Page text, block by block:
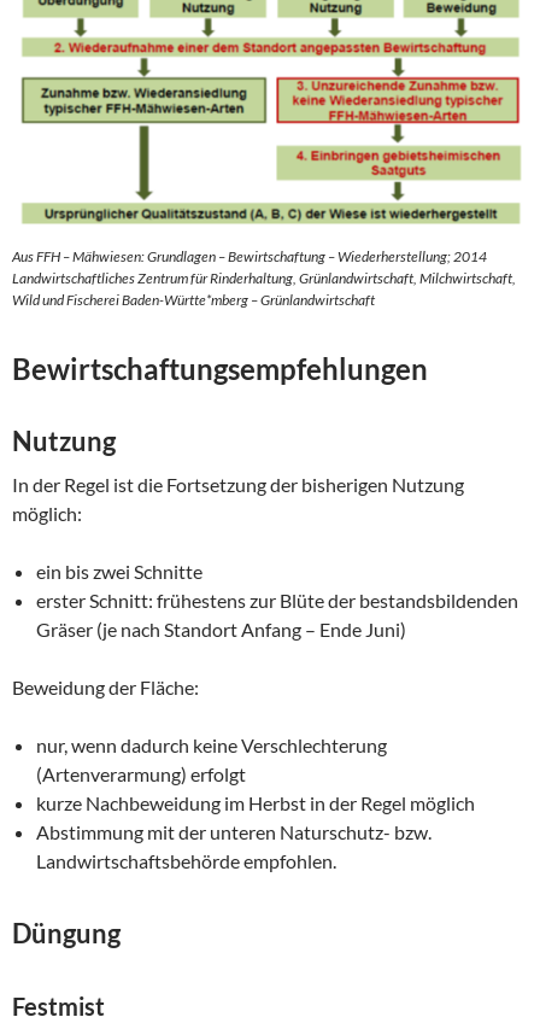
Aus FFH – Mähwiesen: Grundlagen – Bewirtschaftung – Wiederherstellung; 2014
Landwirtschaftliches Zentrum für Rinderhaltung, Grünlandwirtschaft, Milchwirtschaft,
Wild und Fischerei Baden-Württe*mberg – Grünlandwirtschaft
Bewirtschaftungsempfehlungen
Nutzung
In der Regel ist die Fortsetzung der bisherigen Nutzung
möglich:
ein bis zwei Schnitte
erster Schnitt: frühestens zur Blüte der bestandsbildenden
Gräser (je nach Standort Anfang – Ende Juni)
Beweidung der Fläche:
nur, wenn dadurch keine Verschlechterung
(Artenverarmung) erfolgt
kurze Nachbeweidung im Herbst in der Regel möglich
Abstimmung mit der unteren Naturschutz- bzw.
Landwirtschaftsbehörde empfohlen.
Düngung
Festmist